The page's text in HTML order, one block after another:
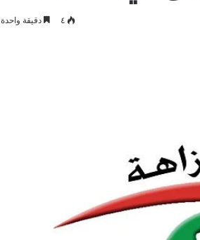
٤ دقيقة واحدة